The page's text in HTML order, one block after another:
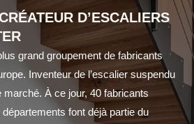
D’ESCALIERS
grand groupement de fabricants
Inventeur de l’escalier suspendu
À ce jour, 40 fabricants
font déjà partie du